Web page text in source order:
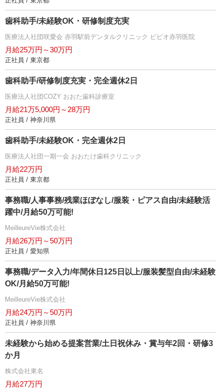
歯科助手/未経験OK・研修制度充実
医療法人社団咲愛会 赤羽駅前デンタルクリニック ビビオ赤羽医院
月給25万円～30万円
正社員 / 東京都
歯科助手/研修制度充実・完全週休2日
医療法人社団COZY おおた歯科診療室
月給21万5,000円～28万円
正社員 / 神奈川県
歯科助手/未経験OK・完全週休2日
医療法人社団一期一会 おおたけ歯科クリニック
月給22万円
正社員 / 東京都
事務職/人事事務/残業ほぼなし/服装・ピアス自由/未経験活
躍中/月給50万可能!
MeilleureVie株式会社
月給26万円～50万円
正社員 / 愛知県
事務職/データ入力/年間休日125日以上/服装髪型自由/未経験
OK/月給50万可能!
MeilleureVie株式会社
月給24万円～50万円
正社員 / 神奈川県
未経験から始める提案営業/土日祝休み・賞与年2回・研修3
か月
株式会社東名
月給27万円